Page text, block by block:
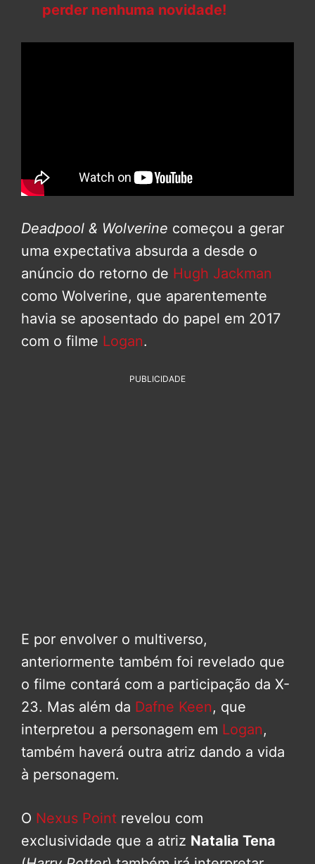
perder nenhuma novidade!
Deadpool & Wolverine começou a gerar
uma expectativa absurda a desde o
anúncio do retorno de Hugh Jackman
como Wolverine, que aparentemente
havia se aposentado do papel em 2017
com o filme Logan.
PUBLICIDADE
E por envolver o multiverso,
anteriormente também foi revelado que
o filme contará com a participação da X-
23. Mas além da Dafne Keen, que
interpretou a personagem em Logan,
também haverá outra atriz dando a vida
à personagem.
O Nexus Point revelou com
exclusividade que a atriz Natalia Tena